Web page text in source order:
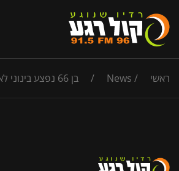
ראשי /
News
/ בן 66 נפצע בינוני לאחר שהתהפך עם רכבו בעין הנצי"ב, פונה ל'העמק' עם חבלות בגב ובגפיים